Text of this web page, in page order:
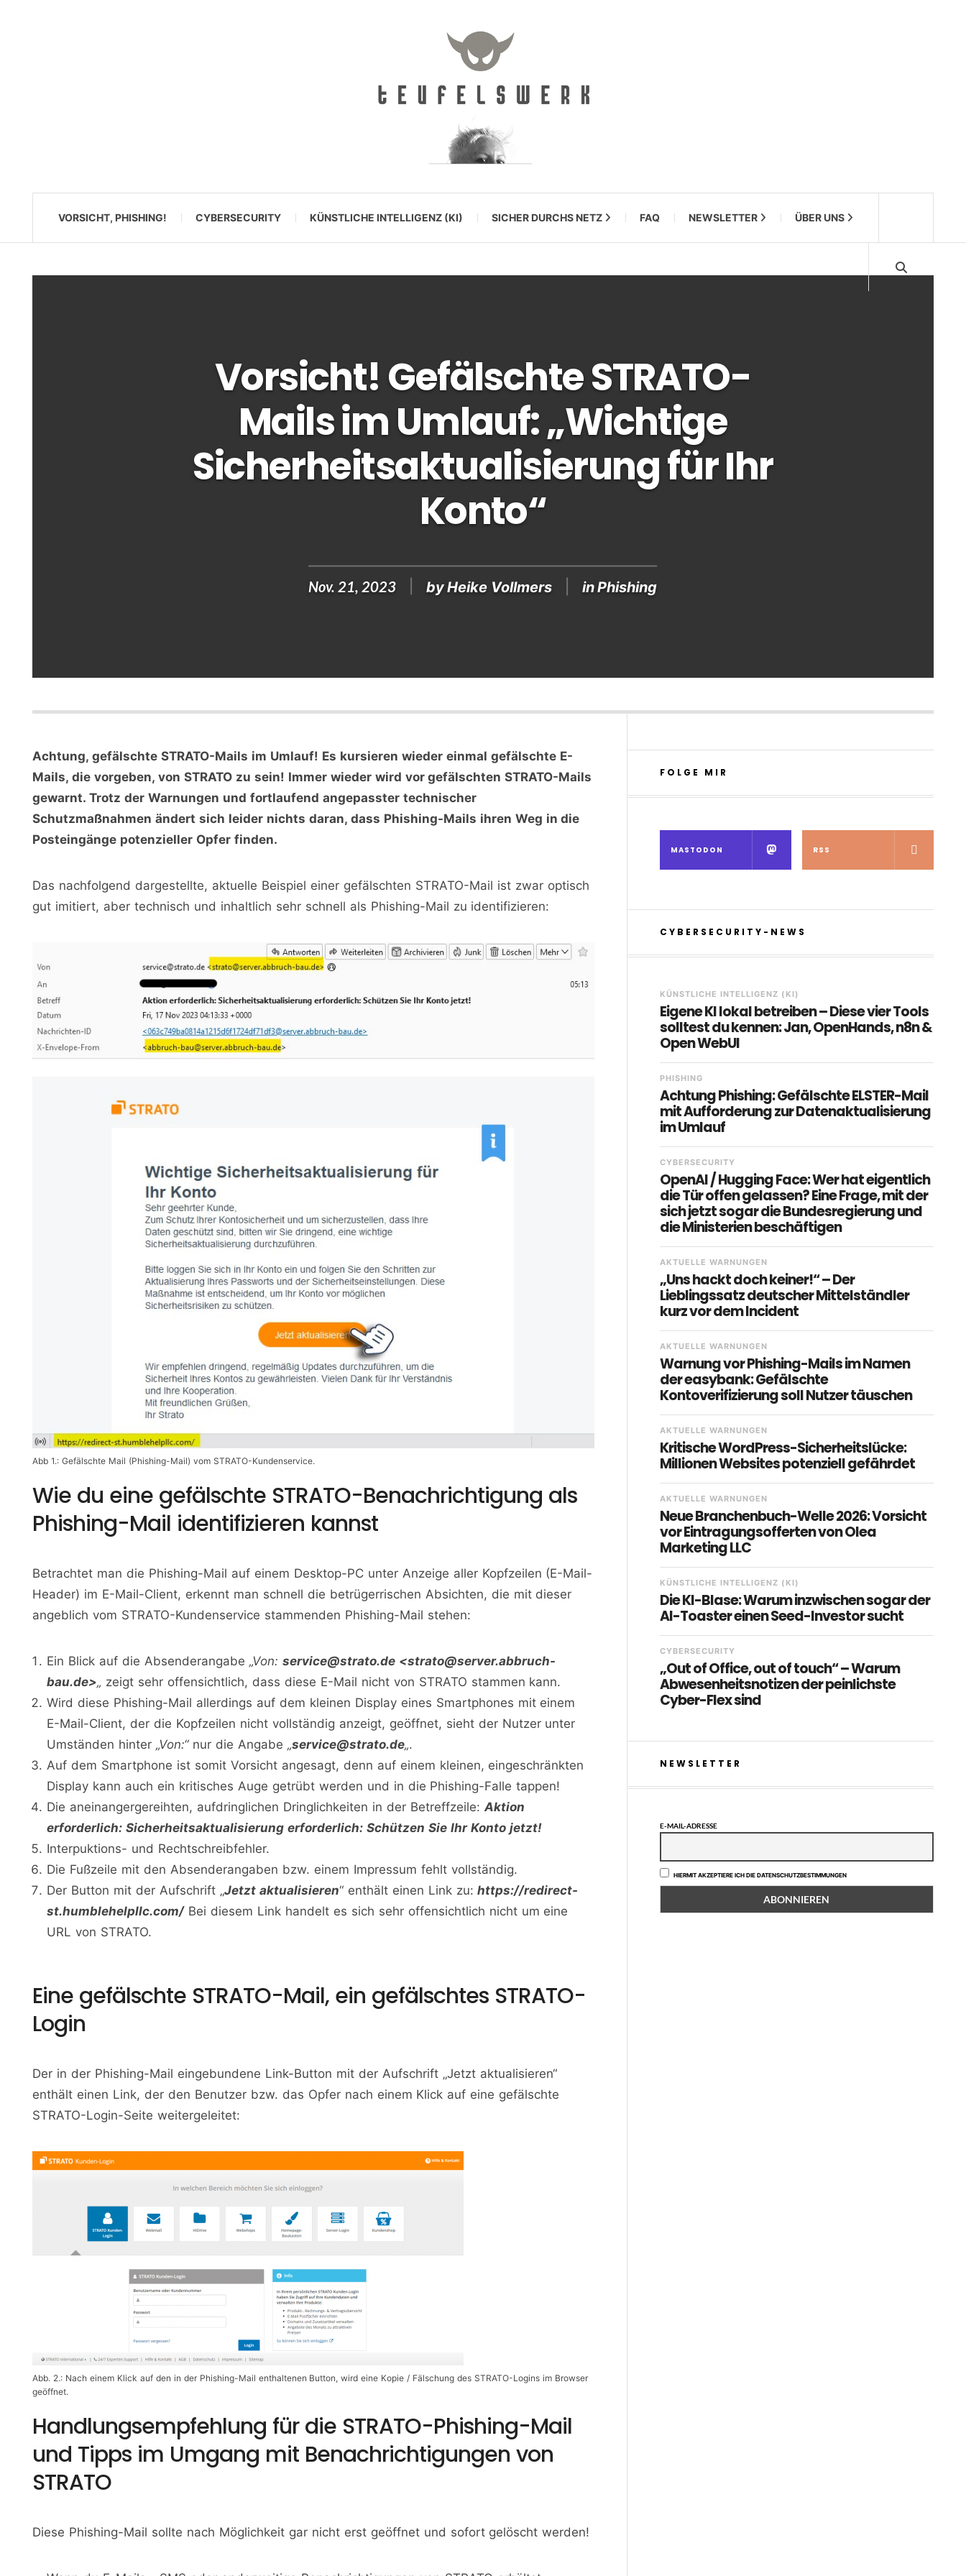
VORSICHT, PHISHING! CYBERSECURITY KÜNSTLICHE INTELLIGENZ (KI) SICHER DURCHS NETZ FAQ NEWSLETTER ÜBER UNS
Vorsicht! Gefälschte STRATO-
Mails im Umlauf: „Wichtige
Sicherheitsaktualisierung für Ihr
Konto“
Nov. 21, 2023 byHeike Vollmers inPhishing
Achtung, gefälschte STRATO-Mails im Umlauf! Es kursieren wieder einmal gefälschte E-
Mails, die vorgeben, von STRATO zu sein! Immer wieder wird vor gefälschten STRATO-Mails
gewarnt. Trotz der Warnungen und fortlaufend angepasster technischer
Schutzmaßnahmen ändert sich leider nichts daran, dass Phishing-Mails ihren Weg in die
Posteingänge potenzieller Opfer finden.
Das nachfolgend dargestellte, aktuelle Beispiel einer gefälschten STRATO-Mail ist zwar optisch
gut imitiert, aber technisch und inhaltlich sehr schnell als Phishing-Mail zu identifizieren:
Abb 1.: Gefälschte Mail (Phishing-Mail) vom STRATO-Kundenservice.
Wie du eine gefälschte STRATO-Benachrichtigung als
Phishing-Mail identifizieren kannst
Betrachtet man die Phishing-Mail auf einem Desktop-PC unter Anzeige aller Kopfzeilen (E-Mail-
Header) im E-Mail-Client, erkennt man schnell die betrügerrischen Absichten, die mit dieser
angeblich vom STRATO-Kundenservice stammenden Phishing-Mail stehen:
Ein Blick auf die Absenderangabe „Von: service@strato.de <strato@server.abbruch-
bau.de>„ zeigt sehr offensichtlich, dass diese E-Mail nicht von STRATO stammen kann.
Wird diese Phishing-Mail allerdings auf dem kleinen Display eines Smartphones mit einem
E-Mail-Client, der die Kopfzeilen nicht vollständig anzeigt, geöffnet, sieht der Nutzer unter
Umständen hinter „Von:“nur die Angabe „service@strato.de„.
Auf dem Smartphone ist somit Vorsicht angesagt, denn auf einem kleinen, eingeschränkten
Display kann auch ein kritisches Auge getrübt werden und in die Phishing-Falle tappen!
Die aneinangergereihten, aufdringlichen Dringlichkeiten in der Betreffzeile:Aktion
erforderlich: Sicherheitsaktualisierung erforderlich: Schützen Sie Ihr Konto jetzt!
Interpuktions- und Rechtschreibfehler.
Die Fußzeile mit den Absenderangaben bzw. einem Impressum fehlt vollständig.
Der Button mit der Aufschrift „Jetzt aktualisieren“ enthält einen Link zu:https://redirect-
st.humblehelpllc.com/Bei diesem Link handelt es sich sehr offensichtlich nicht um eine
URL von STRATO.
Eine gefälschte STRATO-Mail, ein gefälschtes STRATO-
Login
Der in der Phishing-Mail eingebundene Link-Button mit der Aufschrift „Jetzt aktualisieren“
enthält einen Link, der den Benutzer bzw. das Opfer nach einem Klick auf eine gefälschte
STRATO-Login-Seite weitergeleitet:
Abb. 2.: Nach einem Klick auf den in der Phishing-Mail enthaltenen Button, wird eine Kopie / Fälschung des STRATO-Logins im Browser
geöffnet.
Handlungsempfehlung für die STRATO-Phishing-Mail
und Tipps im Umgang mit Benachrichtigungen von
STRATO
Diese Phishing-Mail sollte nach Möglichkeit gar nicht erst geöffnet und sofort gelöscht werden!
FOLGE MIR
MASTODON RSS
CYBERSECURITY-NEWS
KÜNSTLICHE INTELLIGENZ (KI)
Eigene KI lokal betreiben – Diese vier Tools
solltest du kennen: Jan, OpenHands, n8n &
Open WebUI
PHISHING
Achtung Phishing: Gefälschte ELSTER-Mail
mit Aufforderung zur Datenaktualisierung
im Umlauf
CYBERSECURITY
OpenAI / Hugging Face: Wer hat eigentlich
die Tür offen gelassen? Eine Frage, mit der
sich jetzt sogar die Bundesregierung und
die Ministerien beschäftigen
AKTUELLE WARNUNGEN
„Uns hackt doch keiner!“ – Der
Lieblingssatz deutscher Mittelständler
kurz vor dem Incident
AKTUELLE WARNUNGEN
Warnung vor Phishing-Mails im Namen
der easybank: Gefälschte
Kontoverifizierung soll Nutzer täuschen
AKTUELLE WARNUNGEN
Kritische WordPress-Sicherheitslücke:
Millionen Websites potenziell gefährdet
AKTUELLE WARNUNGEN
Neue Branchenbuch-Welle 2026: Vorsicht
vor Eintragungsofferten von Olea
Marketing LLC
KÜNSTLICHE INTELLIGENZ (KI)
Die KI-Blase: Warum inzwischen sogar der
AI-Toaster einen Seed-Investor sucht
CYBERSECURITY
„Out of Office, out of touch“ – Warum
Abwesenheitsnotizen der peinlichste
Cyber-Flex sind
NEWSLETTER
E-MAIL-ADRESSE
HIERMIT AKZEPTIERE ICH DIE DATENSCHUTZBESTIMMUNGEN